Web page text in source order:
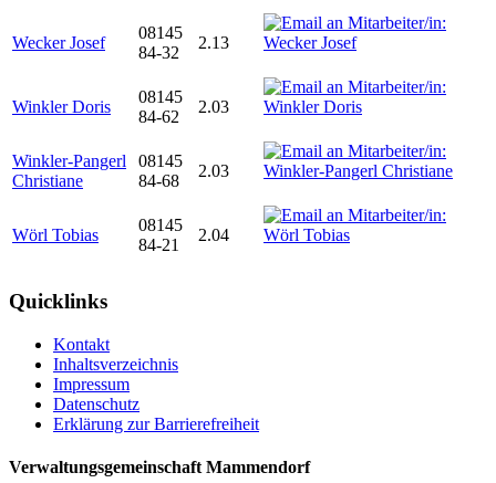
Wecker Josef
08145
84-32
2.13
Winkler Doris
08145
84-62
2.03
Winkler-Pangerl
Christiane
08145
84-68
2.03
Wörl Tobias
08145
84-21
2.04
Quicklinks
Kontakt
Inhaltsverzeichnis
Impressum
Datenschutz
Erklärung zur Barrierefreiheit
Verwaltungsgemeinschaft Mammendorf